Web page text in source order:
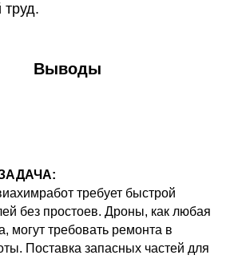
Выводы
требует быстрой
без простоев. Дроны, как любая
могут требовать ремонта в
Поставка запасных частей для